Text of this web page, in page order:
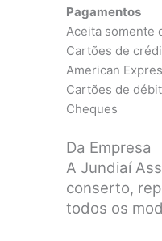
Pagamentos
Aceita somente
Cartões de
American
Cartões de
Cheques
Da Empresa
A Jundiaí
conserto,
todos os